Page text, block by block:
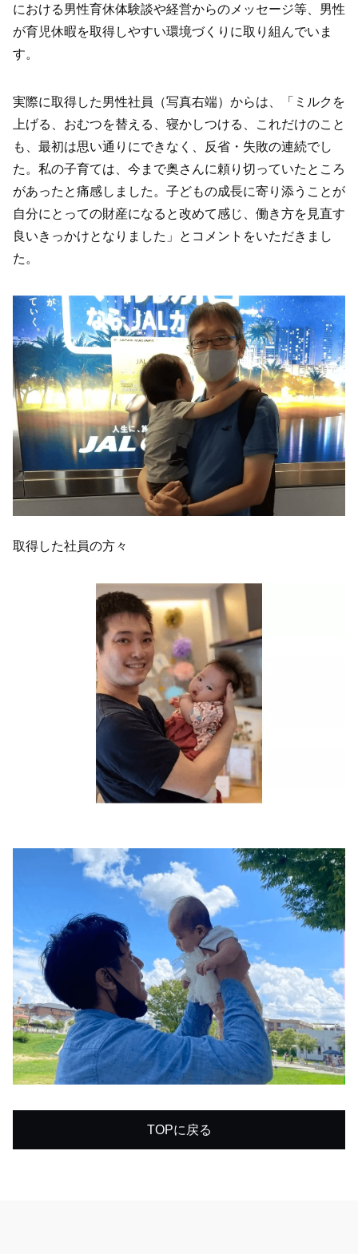
における男性育休体験談や経営からのメッセージ等、男性
が育児休暇を取得しやすい環境づくりに取り組んでいま
す。
実際に取得した男性社員（写真右端）からは、「ミルクを
上げる、おむつを替える、寝かしつける、これだけのこと
も、最初は思い通りにできなく、反省・失敗の連続でし
た。私の子育ては、今まで奥さんに頼り切っていたところ
があったと痛感しました。子どもの成長に寄り添うことが
自分にとっての財産になると改めて感じ、働き方を見直す
良いきっかけとなりました」とコメントをいただきまし
た。
取得した社員の方々
TOPに戻る